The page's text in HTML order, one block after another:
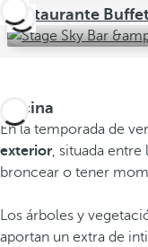
Restaurante
Piscina
En la temporada de
exterior, situada
broncear o tener
Los árboles y
aportan un extra de